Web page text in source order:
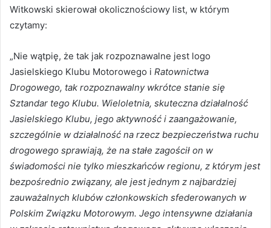
Witkowski skierował okolicznościowy list, w którym
czytamy:
„Nie wątpię, że tak jak rozpoznawalne jest logo
Jasielskiego Klubu Motorowego i Ratownictwa
Drogowego, tak rozpoznawalny wkrótce stanie się
Sztandar tego Klubu. Wieloletnia, skuteczna działalność
Jasielskiego Klubu, jego aktywność i zaangażowanie,
szczególnie w działalność na rzecz bezpieczeństwa ruchu
drogowego sprawiają, że na stałe zagościł on w
świadomości nie tylko mieszkańców regionu, z którym jest
bezpośrednio związany, ale jest jednym z najbardziej
zauważalnych klubów członkowskich sfederowanych w
Polskim Związku Motorowym. Jego intensywne działania